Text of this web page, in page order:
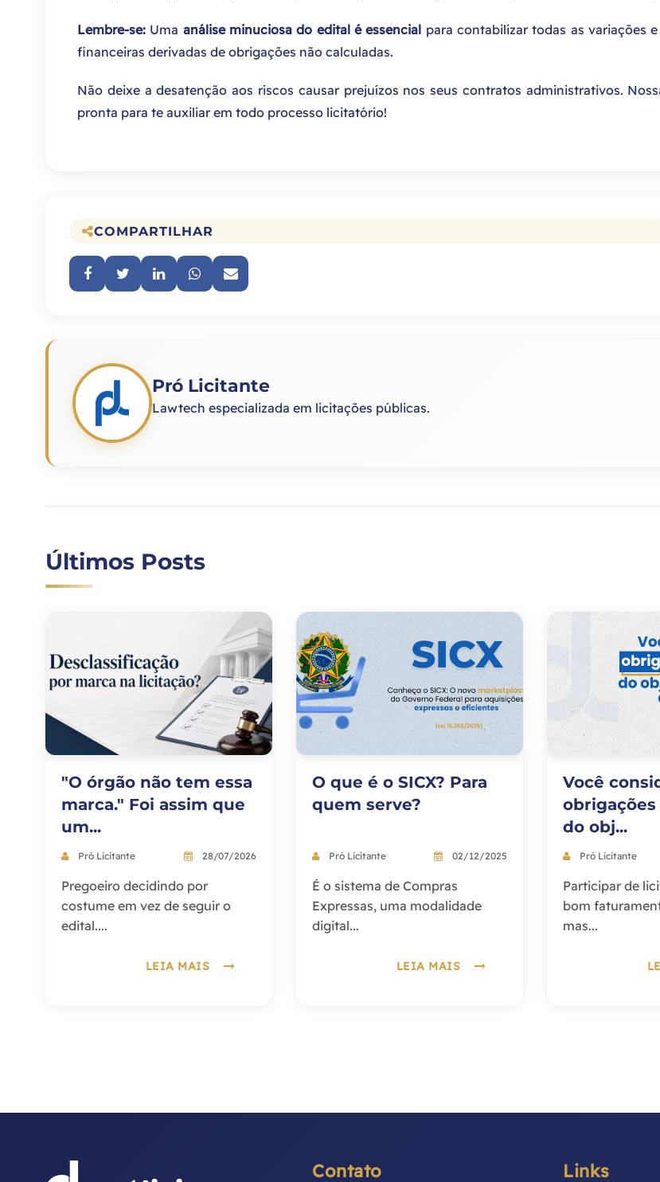
Lembre-se: Uma análise minuciosa do edital é essencial para contabilizar todas as variações
financeiras derivadas de obrigações não calculadas.
Não deixe a desatenção aos riscos causar prejuízos nos seus contratos administrativos.
pronta para te auxiliar em todo processo licitatório!
COMPARTILHAR
Pró Licitante
Lawtech especializada em licitações públicas.
Últimos Posts
"O órgão não tem essa
marca." Foi assim que
um...
Pró Licitante 28/07/2026
Pregoeiro decidindo por
costume em vez de seguir o
edital....
LEIA MAIS
O que é o SICX? Para
quem serve?
Pró Licitante 02/12/2025
É o sistema de Compras
Expressas, uma modalidade
digital...
LEIA MAIS
Você
obrigações
do obj...
Pró Licitante
Participar de
bom
mas...
Contato Links